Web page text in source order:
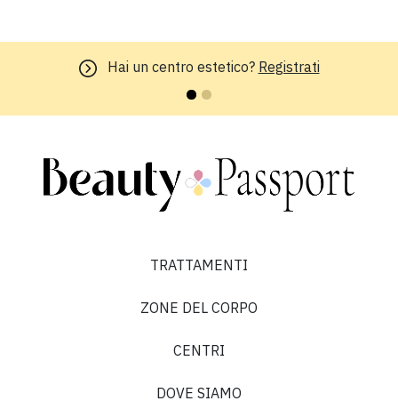
Hai un centro estetico? Registrati
TRATTAMENTI
ZONE DEL CORPO
CENTRI
DOVE SIAMO